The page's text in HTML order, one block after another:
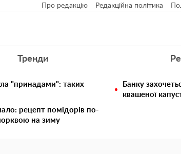
Про редакцію Редакційна політика
Тренди
"принадами": таких
Банку
квашеної
рецепт помідорів по-
на зиму